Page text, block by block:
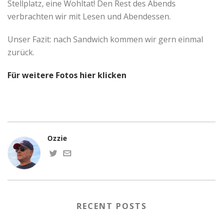
Stellplatz, eine Wohltat! Den Rest des Abends
verbrachten wir mit Lesen und Abendessen.
Unser Fazit: nach Sandwich kommen wir gern einmal
zurück.
Für weitere Fotos hier klicken
Ozzie
RECENT POSTS